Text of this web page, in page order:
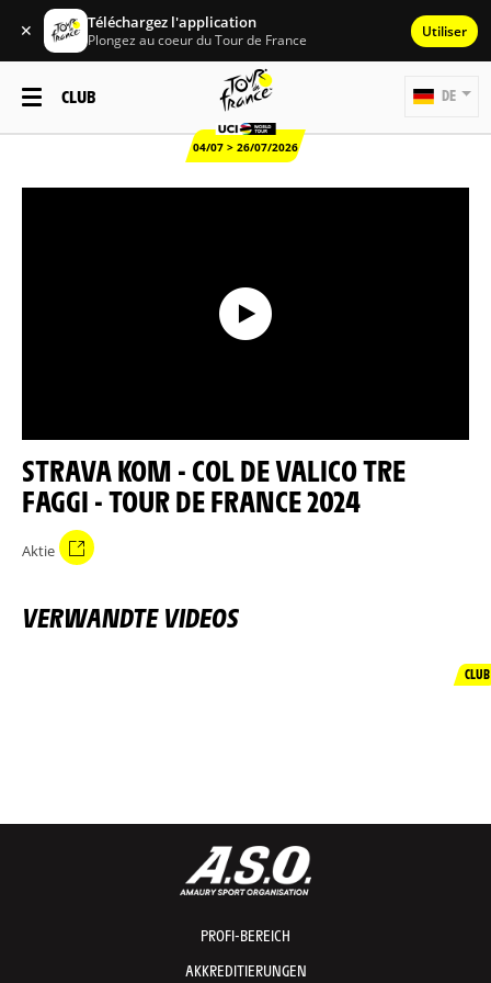
✕ Téléchargez l'application
Plongez au coeur du Tour de France Utiliser
CLUB
04/07 > 26/07/2026
DE
STRAVA KOM - COL DE VALICO TRE
FAGGI - TOUR DE FRANCE 2024
Aktie
VERWANDTE VIDEOS
CLUB
PROFI-BEREICH
AKKREDITIERUNGEN